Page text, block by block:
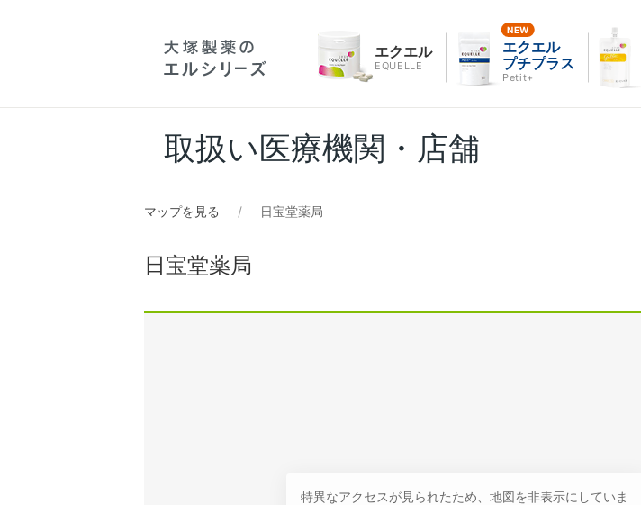
エクエル
EQUELLE
エクエル
プチプラス
Petit+
取扱い医療機関・店舗
マップを見る 日宝堂薬局
日宝堂薬局
特異なアクセスが見られたため、地図を非表示にしていま